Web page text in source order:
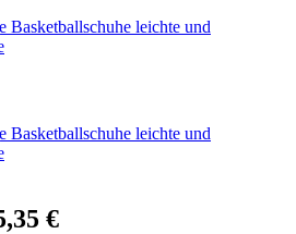
Basketballschuhe leichte und
Basketballschuhe leichte und
€